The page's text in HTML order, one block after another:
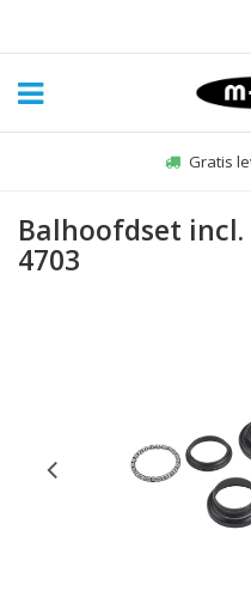
Gratis
Balhoofdset
4703